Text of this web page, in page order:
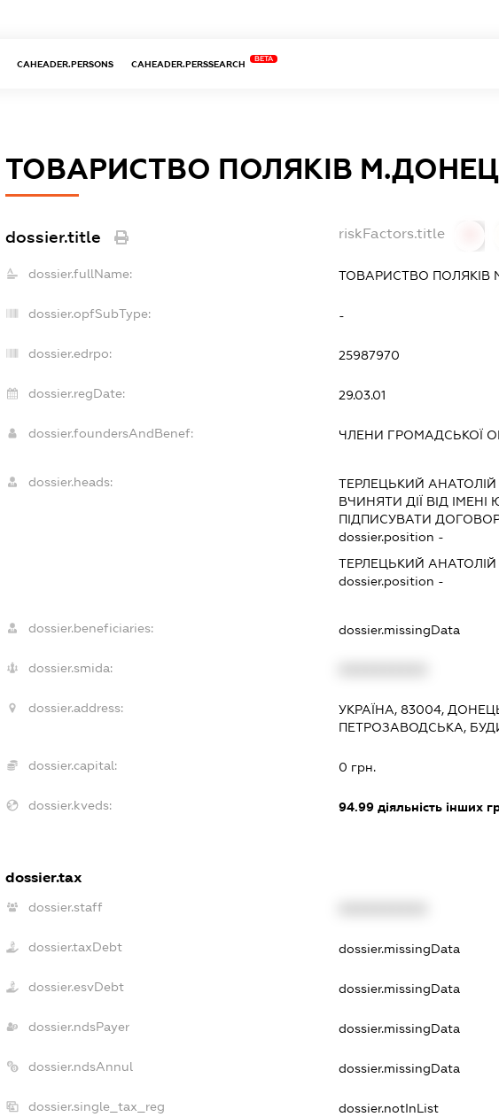
CAHEADER.PERSONS CAHEADER.PERSSEARCH
BETA
ТОВАРИСТВО ПОЛЯКІВ
dossier.title riskFactors.title
dossier.fullName: ТОВАРИСТВО ПОЛЯКІВ
dossier.opfSubType: -
dossier.edrpo: 25987970
dossier.regDate: 29.03.01
dossier.foundersAndBenef: ЧЛЕНИ ГРОМАДСЬКОЇ
dossier.heads: ТЕРЛЕЦЬКИЙ
ВЧИНЯТИ ДІЇ ВІД
ПІДПИСУВАТИ
dossier.position -
ТЕРЛЕЦЬКИЙ
dossier.position -
dossier.beneficiaries: dossier.missingData
dossier.smida:
dossier.address:
УКРАЇНА, 83004,
ПЕТРОЗАВОДСЬКА,
dossier.capital: 0 грн.
dossier.kveds: 94.99 діяльність інших
dossier.tax
dossier.staff
dossier.taxDebt dossier.missingData
dossier.esvDebt dossier.missingData
dossier.ndsPayer dossier.missingData
dossier.ndsAnnul dossier.missingData
dossier.single_tax_reg dossier.notInList